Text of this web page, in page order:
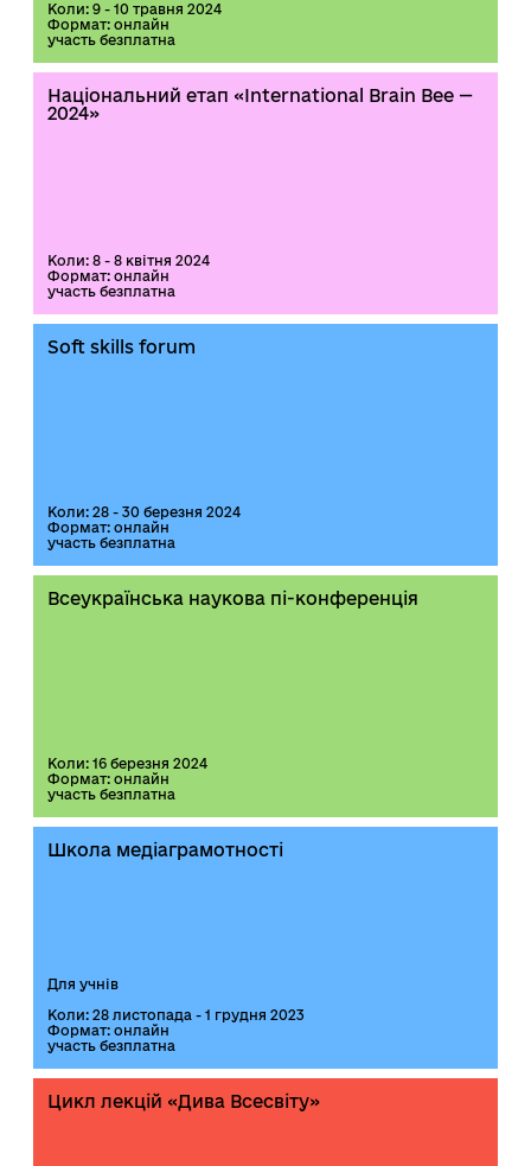
Коли: 9 - 10 травня 2024
Формат: онлайн
участь безплатна
Національний етап «International Brain Bee —
2024»
Коли: 8 - 8 квітня 2024
Формат: онлайн
участь безплатна
Soft skills forum
Коли: 28 - 30 березня 2024
Формат: онлайн
участь безплатна
Всеукраїнська наукова пі-конференція
Коли: 16 березня 2024
Формат: онлайн
участь безплатна
Школа медіаграмотності
Для учнів
Коли: 28 листопада - 1 грудня 2023
Формат: онлайн
участь безплатна
Цикл лекцій «Дива Всесвіту»